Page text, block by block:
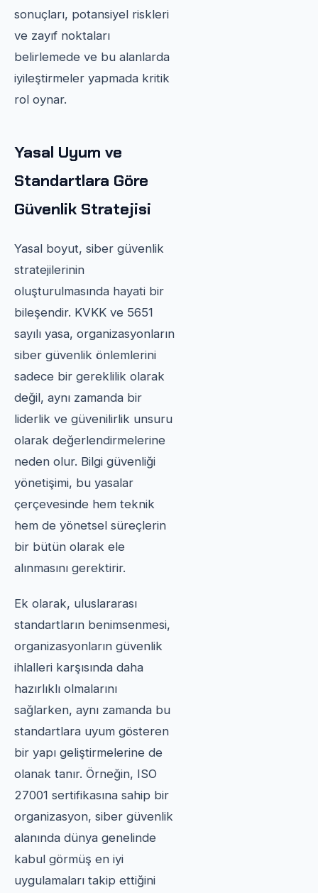
sonuçları, potansiyel riskleri
ve zayıf noktaları
belirlemede ve bu alanlarda
iyileştirmeler yapmada kritik
rol oynar.
Yasal Uyum ve
Standartlara Göre
Güvenlik Stratejisi
Yasal boyut, siber güvenlik
stratejilerinin
oluşturulmasında hayati bir
bileşendir. KVKK ve 5651
sayılı yasa, organizasyonların
siber güvenlik önlemlerini
sadece bir gereklilik olarak
değil, aynı zamanda bir
liderlik ve güvenilirlik unsuru
olarak değerlendirmelerine
neden olur. Bilgi güvenliği
yönetişimi, bu yasalar
çerçevesinde hem teknik
hem de yönetsel süreçlerin
bir bütün olarak ele
alınmasını gerektirir.
Ek olarak, uluslararası
standartların benimsenmesi,
organizasyonların güvenlik
ihlalleri karşısında daha
hazırlıklı olmalarını
sağlarken, aynı zamanda bu
standartlara uyum gösteren
bir yapı geliştirmelerine de
olanak tanır. Örneğin, ISO
27001 sertifikasına sahip bir
organizasyon, siber güvenlik
alanında dünya genelinde
kabul görmüş en iyi
uygulamaları takip ettiğini